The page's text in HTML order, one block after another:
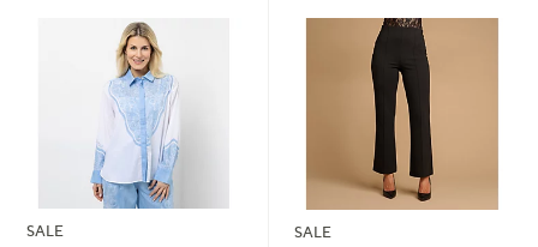
SALE
SALE